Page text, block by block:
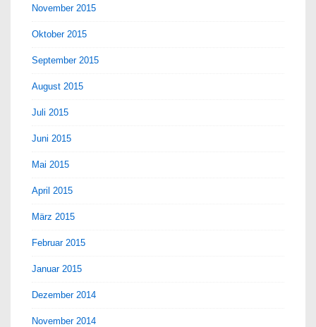
November 2015
Oktober 2015
September 2015
August 2015
Juli 2015
Juni 2015
Mai 2015
April 2015
März 2015
Februar 2015
Januar 2015
Dezember 2014
November 2014